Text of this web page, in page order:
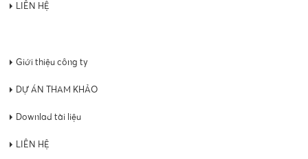
LIÊN HỆ
Giới thiệu công ty
DỰ ÁN THAM KHẢO
Downlad tài liệu
LIÊN HỆ